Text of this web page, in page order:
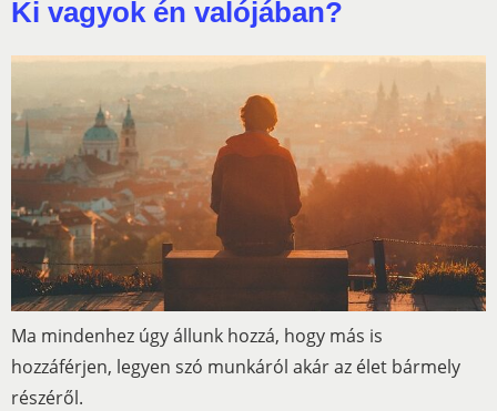
Ki vagyok én valójában?
Ma mindenhez úgy állunk hozzá, hogy más is
hozzáférjen, legyen szó munkáról akár az élet bármely
részéről.